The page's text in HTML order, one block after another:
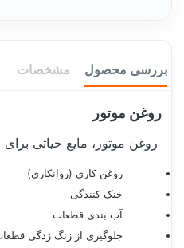
بررسی محصول مشخصات
روغن موتور
روغن موتور، مایع حیاتی
روغن کاری (روانکاری)
خنک کنندگی
آب بندی قطعات
جلوگیری از زنگ زدگی